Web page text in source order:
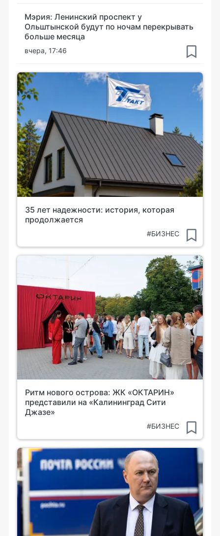
Мэрия: Ленинский проспект у
Ольштынской будут по ночам перекрывать
больше месяца
вчера, 17:46
35 лет надежности: история, которая
продолжается
#БИЗНЕС
Ритм нового острова: ЖК «ОКТАРИН»
представили на «Калининград Сити
Джазе»
#БИЗНЕС